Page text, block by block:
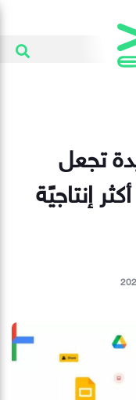
تجعل
Google Workspace أكثر إنتاجيًة